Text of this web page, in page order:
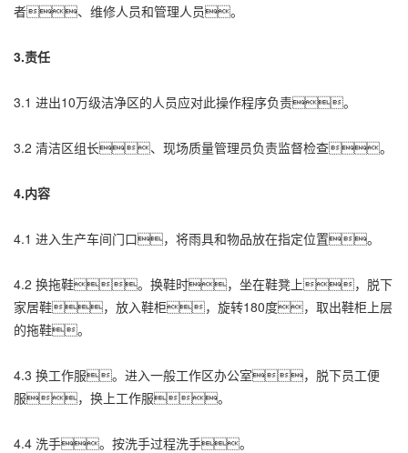
者、维修人员和管理人员。
3.责任
3.1 进出10万级洁净区的人员应对此操作程序负责。
3.2 清洁区组长、现场质量管理员负责监督检查。
4.内容
4.1 进入生产车间门口，将雨具和物品放在指定位置。
4.2 换拖鞋。换鞋时，坐在鞋凳上，脱下
家居鞋，放入鞋柜，旋转180度，取出鞋柜上层
的拖鞋。
4.3 换工作服。进入一般工作区办公室，脱下员工便
服，换上工作服。
4.4 洗手。按洗手过程洗手。